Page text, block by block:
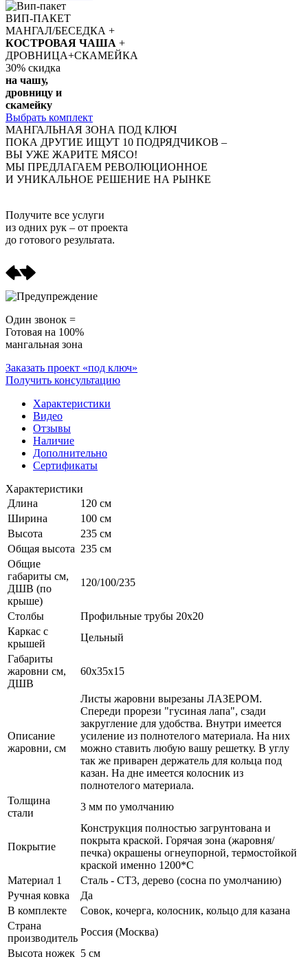
ВИП-ПАКЕТ
МАНГАЛ/БЕСЕДКА +
КОСТРОВАЯ ЧАША +
ДРОВНИЦА+СКАМЕЙКА
30% скидка
на чашу,
дровницу и
скамейку
Выбрать комплект
МАНГАЛЬНАЯ ЗОНА ПОД КЛЮЧ
ПОКА ДРУГИЕ ИЩУТ 10 ПОДРЯДЧИКОВ –
ВЫ УЖЕ ЖАРИТЕ МЯСО!
МЫ ПРЕДЛАГАЕМ РЕВОЛЮЦИОННОЕ
И УНИКАЛЬНОЕ РЕШЕНИЕ НА РЫНКЕ
Получите все услуги
из одних рук – от проекта
до готового результата.
Один звонок =
Готовая на 100%
мангальная зона
Заказать проект «под ключ»
Получить консультацию
Характеристики
Видео
Отзывы
Наличие
Дополнительно
Сертификаты
Характеристики
Длина
120 см
Ширина
100 см
Высота
235 см
Общая высота 235 см
Общие
габариты см,
ДШВ (по
крыше)
120/100/235
Столбы
Профильные трубы 20х20
Каркас с
крышей
Цельный
Габариты
жаровни см,
ДШВ
60x35x15
Описание
жаровни, см
Листы жаровни вырезаны ЛАЗЕРОМ.
Спереди прорези "гусиная лапа", сзади
закругление для удобства. Внутри имеется
усиление из полнотелого материала. На них
можно ставить любую вашу решетку. В углу
так же приварен держатель для кольца под
казан. На дне имеется колосник из
полнотелого материала.
Толщина
стали
3 мм по умолчанию
Покрытие
Конструкция полностью загрунтована и
покрыта краской. Горячая зона (жаровня/
печка) окрашены огнеупорной, термостойкой
краской именно 1200*С
Материал 1
Сталь - СТ3, дерево (сосна по умолчанию)
Ручная ковка
Да
В комплекте
Совок, кочерга, колосник, кольцо для казана
Страна
производитель
Россия (Москва)
Высота ножек 5 см